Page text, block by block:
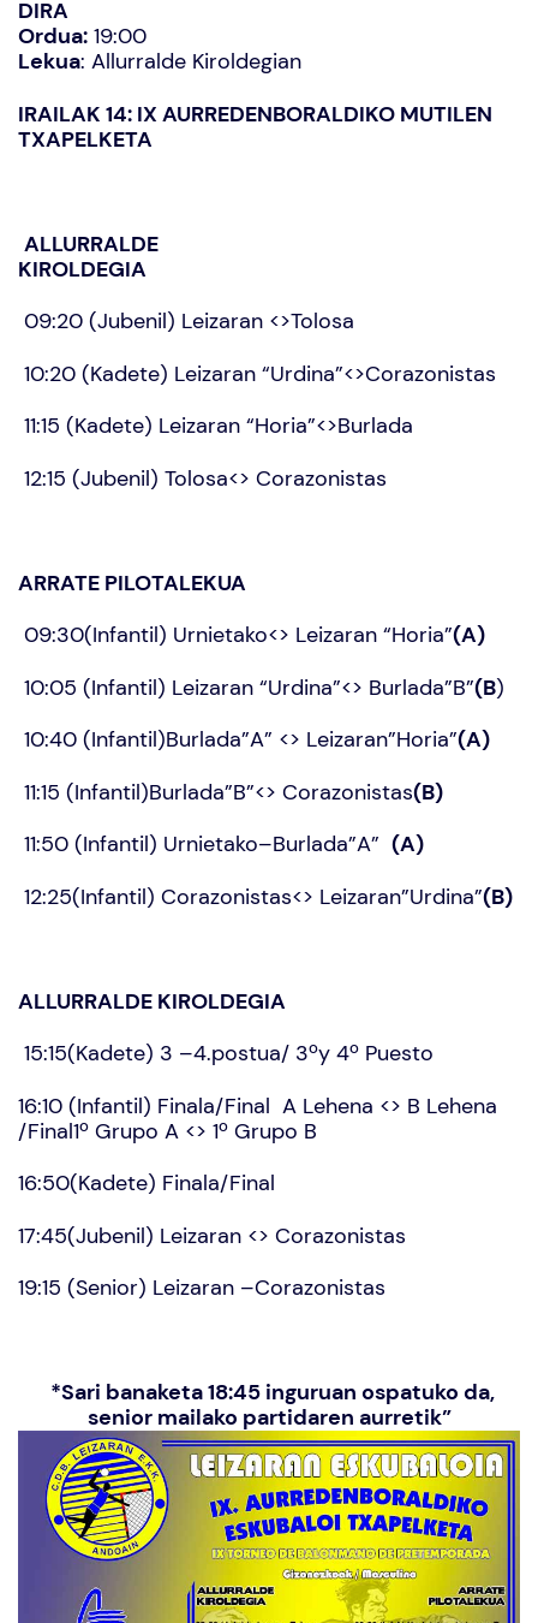
DIRA
Ordua: 19:00
Lekua: Allurralde Kiroldegian
IRAILAK 14: IX AURREDENBORALDIKO MUTILEN
TXAPELKETA
ALLURRALDE
KIROLDEGIA
09:20 (Jubenil) Leizaran <>Tolosa
10:20 (Kadete) Leizaran “Urdina”<>Corazonistas
11:15 (Kadete) Leizaran “Horia”<>Burlada
12:15 (Jubenil) Tolosa<> Corazonistas
ARRATE PILOTALEKUA
09:30(Infantil) Urnietako<> Leizaran “Horia”(A)
10:05 (Infantil) Leizaran “Urdina”<> Burlada”B”(B)
10:40 (Infantil)Burlada”A” <> Leizaran”Horia”(A)
11:15 (Infantil)Burlada”B”<> Corazonistas(B)
11:50 (Infantil) Urnietako–Burlada”A” (A)
12:25(Infantil) Corazonistas<> Leizaran”Urdina”(B)
ALLURRALDE KIROLDEGIA
15:15(Kadete) 3 –4.postua/ 3ºy 4º Puesto
16:10 (Infantil) Finala/Final A Lehena <> B Lehena
/Final1º Grupo A <> 1º Grupo B
16:50(Kadete) Finala/Final
17:45(Jubenil) Leizaran <> Corazonistas
19:15 (Senior) Leizaran –Corazonistas
*Sari banaketa 18:45 inguruan ospatuko da,
senior mailako partidaren aurretik”